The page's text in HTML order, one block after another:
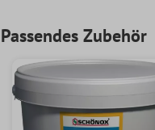
Passendes Zubehör